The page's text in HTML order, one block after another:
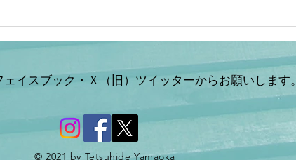
イスブック・Ｘ（旧）ツイッターからお願いします。
© 2021 by Tetsuhide Yamaoka